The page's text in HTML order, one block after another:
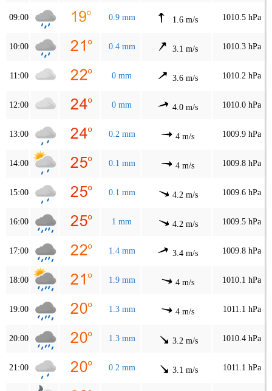
09:00 0.9 mm 1.6 m/s 1010.5 hPa
10:00 0.4 mm 3.1 m/s 1010.3 hPa
11:00 0 mm 3.6 m/s 1010.2 hPa
12:00 0 mm 4.0 m/s 1010.0 hPa
13:00 0.2 mm 4 m/s 1009.9 hPa
14:00 0.1 mm 4 m/s 1009.8 hPa
15:00 0.1 mm 4.2 m/s 1009.6 hPa
16:00 1 mm 4.2 m/s 1009.5 hPa
17:00 1.4 mm 3.4 m/s 1009.8 hPa
18:00 1.9 mm 4 m/s 1010.1 hPa
19:00 1.3 mm 4 m/s 1011.1 hPa
20:00 1.3 mm 3.2 m/s 1010.4 hPa
21:00 0.2 mm 3.1 m/s 1011.1 hPa